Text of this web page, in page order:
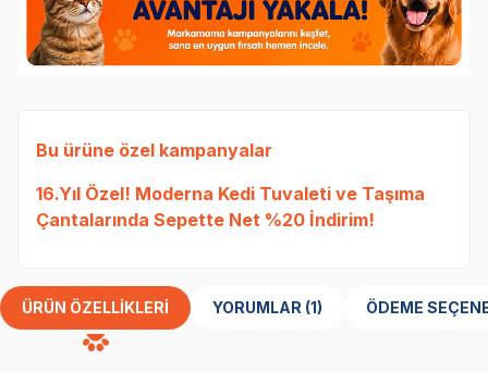
Bu ürüne özel kampanyalar
16.Yıl Özel! Moderna Kedi Tuvaleti ve Taşıma
Çantalarında Sepette Net %20 İndirim!
ÜRÜN ÖZELLIKLERI YORUMLAR (1) ÖDEME